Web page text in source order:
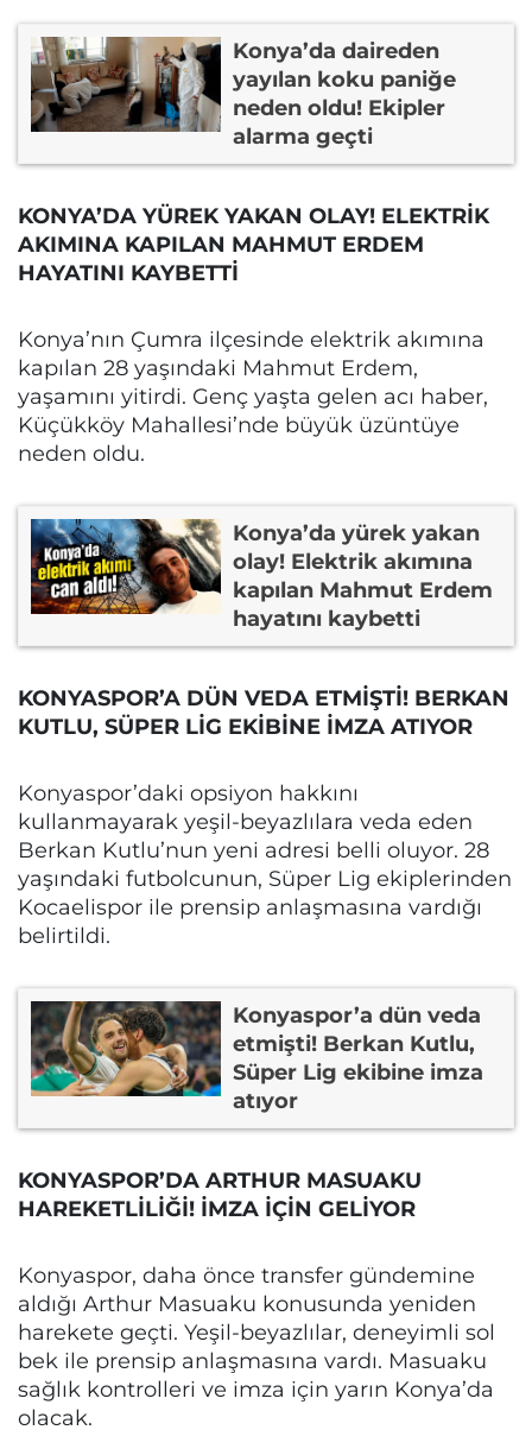
Konya’da daireden
yayılan koku paniğe
neden oldu! Ekipler
alarma geçti
KONYA’DA YÜREK YAKAN OLAY! ELEKTRİK
AKIMINA KAPILAN MAHMUT ERDEM
HAYATINI KAYBETTİ
Konya’nın Çumra ilçesinde elektrik akımına
kapılan 28 yaşındaki Mahmut Erdem,
yaşamını yitirdi. Genç yaşta gelen acı haber,
Küçükköy Mahallesi’nde büyük üzüntüye
neden oldu.
Konya’da yürek yakan
olay! Elektrik akımına
kapılan Mahmut Erdem
hayatını kaybetti
KONYASPOR’A DÜN VEDA ETMİŞTİ! BERKAN
KUTLU, SÜPER LİG EKİBİNE İMZA ATIYOR
Konyaspor’daki opsiyon hakkını
kullanmayarak yeşil-beyazlılara veda eden
Berkan Kutlu’nun yeni adresi belli oluyor. 28
yaşındaki futbolcunun, Süper Lig ekiplerinden
Kocaelispor ile prensip anlaşmasına vardığı
belirtildi.
Konyaspor’a dün veda
etmişti! Berkan Kutlu,
Süper Lig ekibine imza
atıyor
KONYASPOR’DA ARTHUR MASUAKU
HAREKETLİLİĞİ! İMZA İÇİN GELİYOR
Konyaspor, daha önce transfer gündemine
aldığı Arthur Masuaku konusunda yeniden
harekete geçti. Yeşil-beyazlılar, deneyimli sol
bek ile prensip anlaşmasına vardı. Masuaku
sağlık kontrolleri ve imza için yarın Konya’da
olacak.